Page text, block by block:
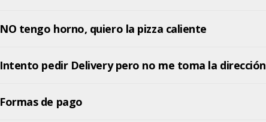
NO tengo horno, quiero la pizza caliente
Intento pedir Delivery pero no me toma la dirección
Formas de pago